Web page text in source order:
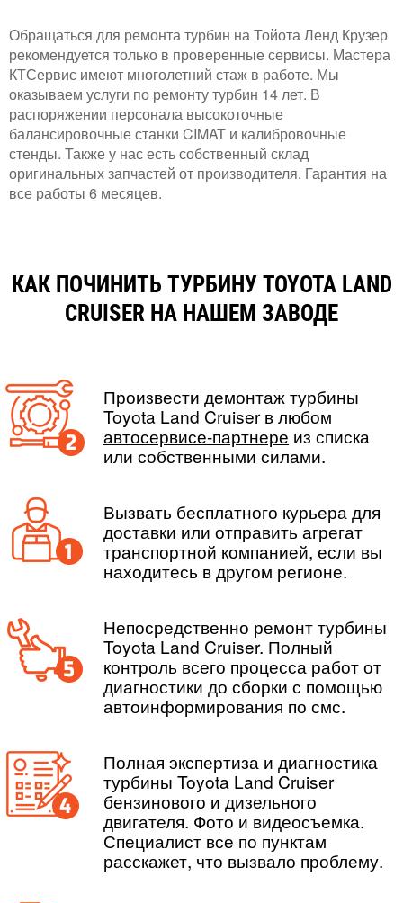
Обращаться для ремонта турбин на Тойота Ленд Крузер
рекомендуется только в проверенные сервисы. Мастера
КТСервис имеют многолетний стаж в работе. Мы
оказываем услуги по ремонту турбин 14 лет. В
распоряжении персонала высокоточные
балансировочные станки CIMAT и калибровочные
стенды. Также у нас есть собственный склад
оригинальных запчастей от производителя. Гарантия на
все работы 6 месяцев.
КАК ПОЧИНИТЬ ТУРБИНУ TOYOTA LAND
CRUISER НА НАШЕМ ЗАВОДЕ
Произвести демонтаж турбины
Toyota Land Cruiser в любом
автосервисе-партнере из списка
или собственными силами.
Вызвать бесплатного курьера для
доставки или отправить агрегат
транспортной компанией, если вы
находитесь в другом регионе.
Непосредственно ремонт турбины
Toyota Land Cruiser. Полный
контроль всего процесса работ от
диагностики до сборки с помощью
автоинформирования по смс.
Полная экспертиза и диагностика
турбины Toyota Land Cruiser
бензинового и дизельного
двигателя. Фото и видеосъемка.
Специалист все по пунктам
расскажет, что вызвало проблему.